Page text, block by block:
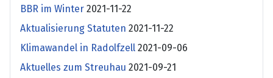
BBR im Winter 2021-11-22
Aktualisierung Statuten 2021-11-22
Klimawandel in Radolfzell 2021-09-06
Aktuelles zum Streuhau 2021-09-21